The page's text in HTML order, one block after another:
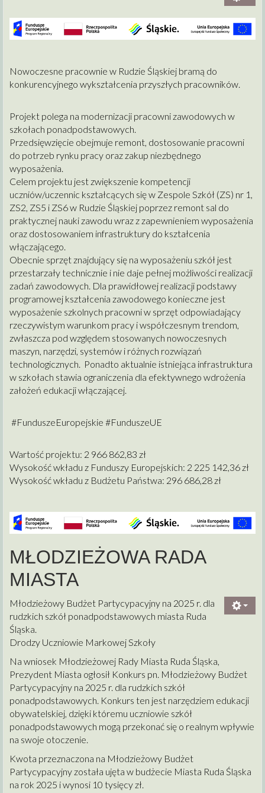
Nowoczesne pracownie w Rudzie Śląskiej bramą do
konkurencyjnego wykształcenia przyszłych pracowników.
Projekt polega na modernizacji pracowni zawodowych w
szkołach ponadpodstawowych.
Przedsięwzięcie obejmuje remont, dostosowanie pracowni
do potrzeb rynku pracy oraz zakup niezbędnego
wyposażenia.
Celem projektu jest zwiększenie kompetencji
uczniów/uczennic kształcących się w Zespole Szkół (ZS) nr 1,
ZS2, ZS5 i ZS6 w Rudzie Śląskiej poprzez remont sal do
praktycznej nauki zawodu wraz z zapewnieniem wyposażenia
oraz dostosowaniem infrastruktury do kształcenia
włączającego.
Obecnie sprzęt znajdujący się na wyposażeniu szkół jest
przestarzały technicznie i nie daje pełnej możliwości realizacji
zadań zawodowych. Dla prawidłowej realizacji podstawy
programowej kształcenia zawodowego konieczne jest
wyposażenie szkolnych pracowni w sprzęt odpowiadający
rzeczywistym warunkom pracy i współczesnym trendom,
zwłaszcza pod względem stosowanych nowoczesnych
maszyn, narzędzi, systemów i różnych rozwiązań
technologicznych. Ponadto aktualnie istniejąca infrastruktura
w szkołach stawia ograniczenia dla efektywnego wdrożenia
założeń edukacji włączającej.
#FunduszeEuropejskie #FunduszeUE
Wartość projektu: 2 966 862,83 zł
Wysokość wkładu z Funduszy Europejskich: 2 225 142,36 zł
Wysokość wkładu z Budżetu Państwa: 296 686,28 zł
MŁODZIEŻOWA RADA
MIASTA
Młodzieżowy Budżet Partycypacyjny na 2025 r. dla
rudzkich szkół ponadpodstawowych miasta Ruda
Śląska.
Drodzy Uczniowie Markowej Szkoły
Na wniosek Młodzieżowej Rady Miasta Ruda Śląska,
Prezydent Miasta ogłosił Konkurs pn. Młodzieżowy Budżet
Partycypacyjny na 2025 r. dla rudzkich szkół
ponadpodstawowych. Konkurs ten jest narzędziem edukacji
obywatelskiej, dzięki któremu uczniowie szkół
ponadpodstawowych mogą przekonać się o realnym wpływie
na swoje otoczenie.
Kwota przeznaczona na Młodzieżowy Budżet
Partycypacyjny została ujęta w budżecie Miasta Ruda Śląska
na rok 2025 i wynosi 10 tysięcy zł.